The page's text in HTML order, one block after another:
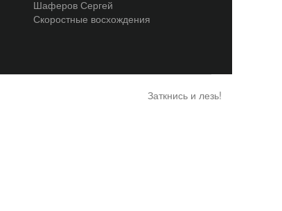
Шаферов Сергей
Скоростные восхождения
Заткнись и лезь!